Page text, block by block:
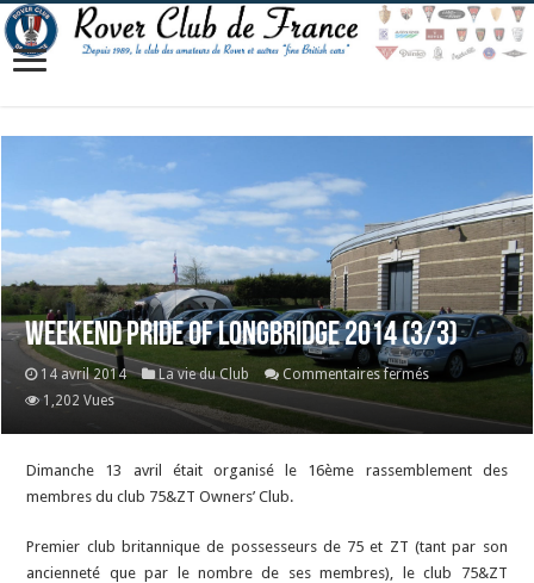
Weekend Pride of Longbridge 2014 (3/3)
14 avril 2014 La vie du Club Commentaires ferméssur
Longbridge
1,202 Vues
Dimanche 13 avril était organisé le 16ème rassemblement des
membres du club 75&ZT Owners’ Club.
Premier club britannique de possesseurs de 75 et ZT (tant par son
ancienneté que par le nombre de ses membres), le club 75&ZT